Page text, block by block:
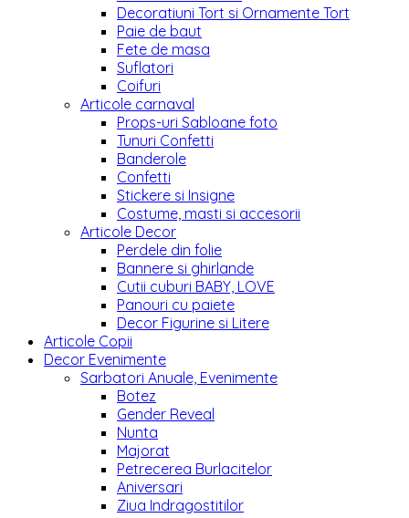
Decoratiuni Tort si Ornamente Tort
Paie de baut
Fete de masa
Suflatori
Coifuri
Articole carnaval
Props-uri Sabloane foto
Tunuri Confetti
Banderole
Confetti
Stickere si Insigne
Costume, masti si accesorii
Articole Decor
Perdele din folie
Bannere si ghirlande
Cutii cuburi BABY, LOVE
Panouri cu paiete
Decor Figurine si Litere
Articole Copii
Decor Evenimente
Sarbatori Anuale, Evenimente
Botez
Gender Reveal
Nunta
Majorat
Petrecerea Burlacitelor
Aniversari
Ziua Indragostitilor